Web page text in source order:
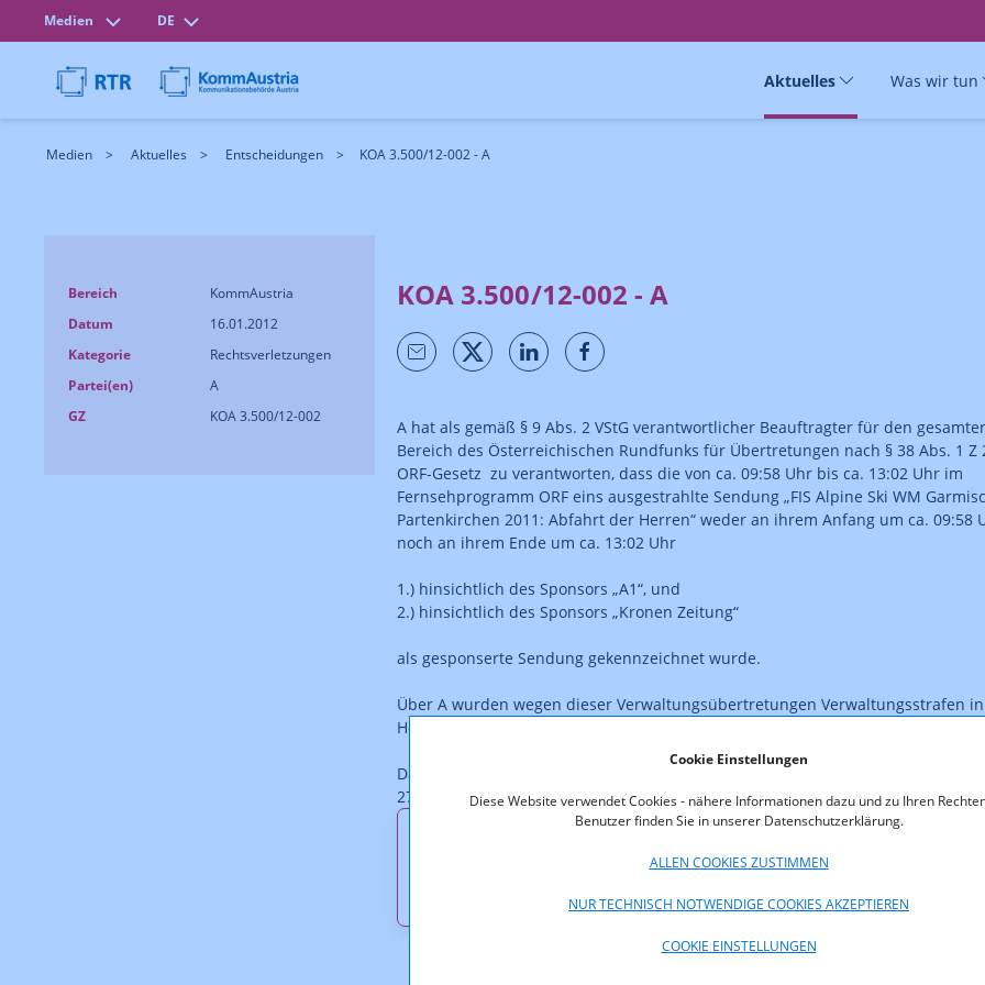
Cookie Einstellungen
Diese Website verwendet Cookies - nähere Informationen dazu und zu Ihren
Benutzer finden Sie in unserer Datenschutzerklärung.
ALLEN COOKIES ZUSTIMMEN
NUR TECHNISCH NOTWENDIGE COOKIES AKZEPTIEREN
COOKIE EINSTELLUNGEN
Medien DE
Aktuelles Was wir tun
Medien Aktuelles Entscheidungen KOA 3.500/12-002 - A
Bereich
KommAustria
Datum
16.01.2012
Kategorie
Rechtsverletzungen
Partei(en)
A
GZ
KOA 3.500/12-002
KOA 3.500/12-002 - A
A hat als gemäß § 9 Abs. 2 VStG verantwortlicher Beauftragter für den
Bereich des Österreichischen Rundfunks für Übertretungen nach § 38 Abs. 1 Z
ORF-Gesetz zu verantworten, dass die von ca. 09:58 Uhr bis ca. 13:02 Uhr im
Fernsehprogramm ORF eins ausgestrahlte Sendung „FIS Alpine Ski WM
Partenkirchen 2011: Abfahrt der Herren“ weder an ihrem Anfang um ca. 09:58
noch an ihrem Ende um ca. 13:02 Uhr
1.) hinsichtlich des Sponsors „A1“, und
2.) hinsichtlich des Sponsors „Kronen Zeitung“
als gesponserte Sendung gekennzeichnet wurde.
Über A wurden wegen dieser Verwaltungsübertretungen Verwaltungsstrafen in
Höhe von je EUR 5.000,- verhängt.
Das Straferkenntnis der KommAustria wurde mit Bescheid des UVS Wien vom
27.02.2013, GZ: UVS-06/23/1729/2012-17, bestätigt.